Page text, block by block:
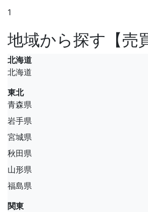
1
地域から探す【売
北海道
北海道
東北
青森県
岩手県
宮城県
秋田県
山形県
福島県
関東